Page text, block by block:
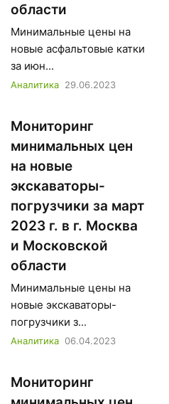
области
Минимальные цены на
новые асфальтовые катки
за июн...
Аналитика 29.06.2023
Мониторинг
минимальных цен
на новые
экскаваторы-
погрузчики за март
2023 г. в г. Москва
и Московской
области
Минимальные цены на
новые экскаваторы-
погрузчики з...
Аналитика 06.04.2023
Мониторинг